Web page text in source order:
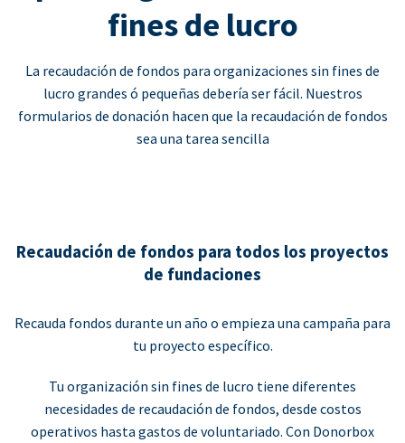
fines de lucro
La recaudación de fondos para organizaciones sin fines de
lucro grandes ó pequeñas debería ser fácil. Nuestros
formularios de donación hacen que la recaudación de fondos
sea una tarea sencilla
Recaudación de fondos para todos los proyectos
de fundaciones
Recauda fondos durante un año o empieza una campaña para
tu proyecto específico.
Tu organización sin fines de lucro tiene diferentes
necesidades de recaudación de fondos, desde costos
operativos hasta gastos de voluntariado. Con Donorbox